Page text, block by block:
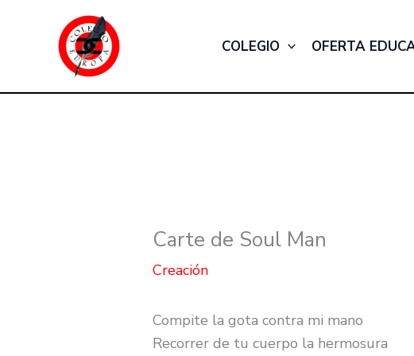
contenido
COLEGIO OFERTA
Carte de Soul Man
Creación
Compite la gota contra mi mano
Recorrer de tu cuerpo la hermosura